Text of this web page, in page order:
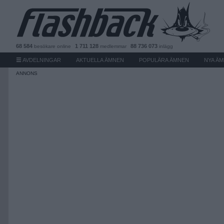
68 584 besökare online 1 711 128 medlemmar 88 736 073 inlägg
AVDELNINGAR AKTUELLA ÄMNEN POPULÄRA ÄMNEN NYA